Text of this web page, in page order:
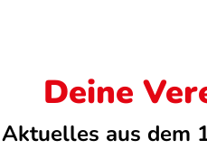
Deine
Aktuelles aus dem